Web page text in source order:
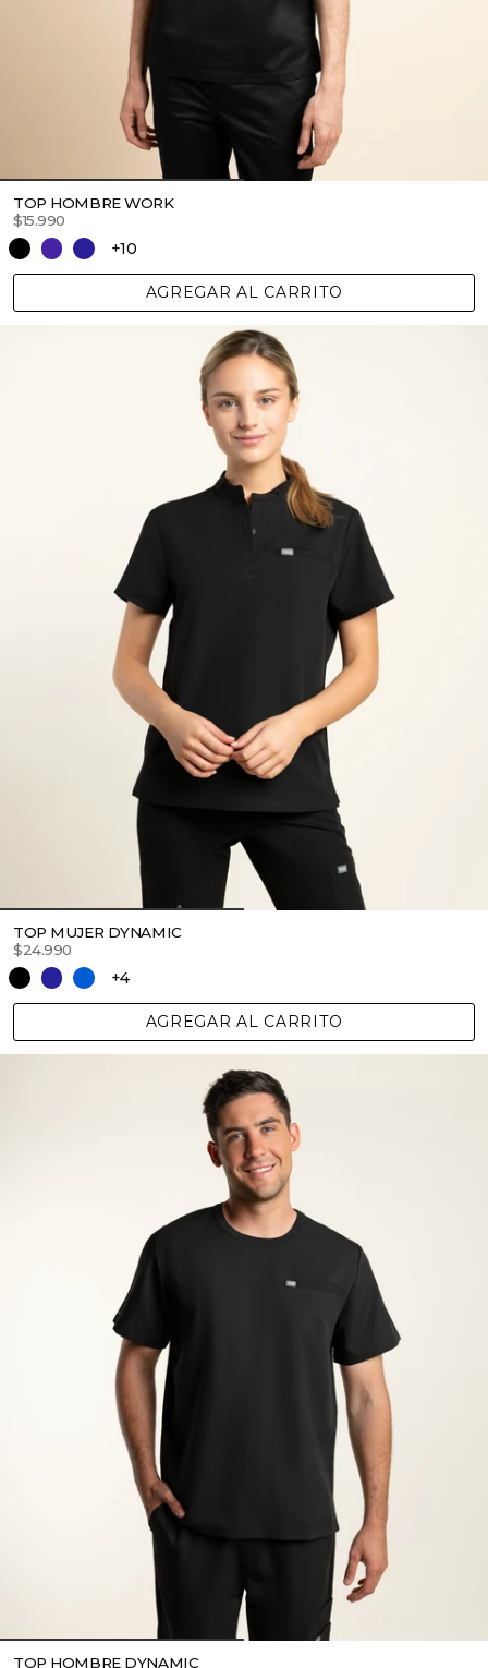
TOP HOMBRE WORK
$15.990
+10
AGREGAR AL CARRITO
TOP MUJER DYNAMIC
$24.990
+4
AGREGAR AL CARRITO
TOP HOMBRE DYNAMIC